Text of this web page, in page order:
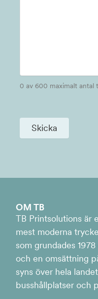
0 av 600 maximalt antal
OM TB
TB Printsolutions är
mest moderna
som grundades
och en omsättning
syns över hela
busshållplatser och